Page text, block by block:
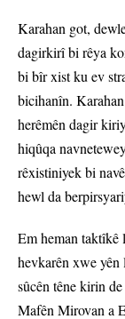
Karahan got,
dagirkirî bi rêya
bi bîr xist ku ev
bicihanîn.
herêmên dagir
hiqûqa
rêxistiniyek bi
hewl da
Em heman
hevkarên xwe
sûcên têne kirin
Mafên Mirovan a